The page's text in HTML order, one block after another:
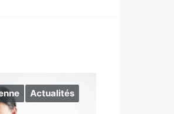
Actualités